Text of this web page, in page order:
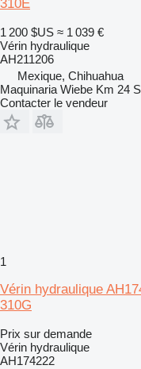
310E
1 200 $US ≈ 1 039 €
Vérin hydraulique
AH211206
Mexique, Chihuahua
Maquinaria Wiebe Km 24
Contacter le vendeur
1
Vérin hydraulique
310G
Prix sur demande
Vérin hydraulique
AH174222